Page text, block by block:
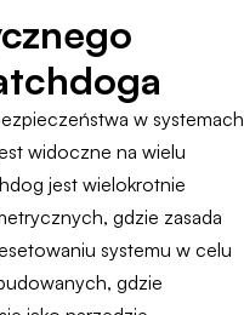
w systemach
widoczne na wielu
jest wielokrotnie
gdzie zasada
systemu w celu
gdzie